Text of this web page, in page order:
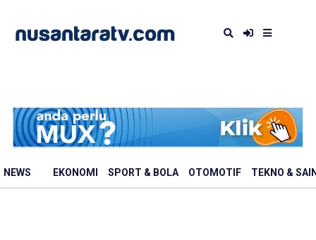
NEWS EKONOMI SPORT & BOLA OTOMOTIF TEKNO &